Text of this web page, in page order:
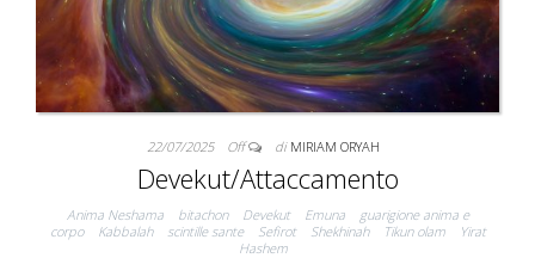
22/07/2025 Off di MIRIAM ORYAH
Devekut/Attaccamento
Anima Neshama bitachon Devekut Emuna
guarigione anima e
corpo
Kabbalah scintille sante Sefirot Shekhinah Tikun olam
Yirat
Hashem